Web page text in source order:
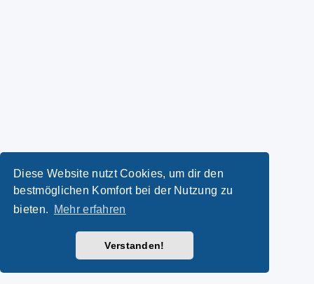
Diese Website nutzt Cookies, um dir den
bestmöglichen Komfort bei der Nutzung zu
bieten.
Mehr erfahren
Verstanden!